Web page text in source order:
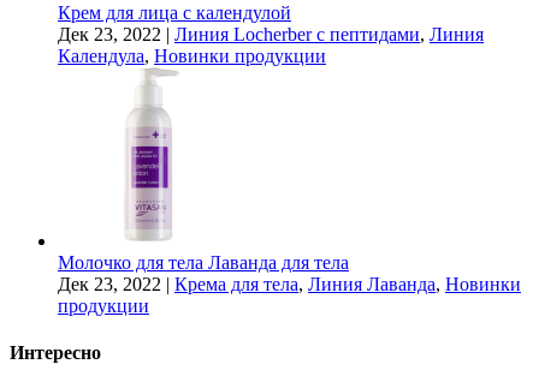
Крем для лица с календулой
Дек 23, 2022 | Линия Locherber с пептидами, Линия
Календула, Новинки продукции
Молочко для тела Лаванда для тела
Дек 23, 2022 | Крема для тела, Линия Лаванда, Новинки
продукции
Интересно